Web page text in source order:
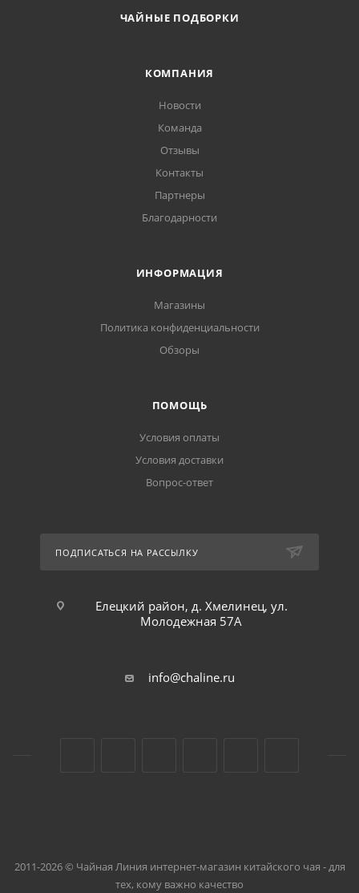
ЧАЙНЫЕ ПОДБОРКИ
КОМПАНИЯ
Новости
Команда
Отзывы
Контакты
Партнеры
Благодарности
ИНФОРМАЦИЯ
Магазины
Политика конфиденциальности
Обзоры
ПОМОЩЬ
Условия оплаты
Условия доставки
Вопрос-ответ
ПОДПИСАТЬСЯ НА РАССЫЛКУ
Елецкий район, д. Хмелинец, ул.
Молодежная 57А
info@chaline.ru
2011-2026 © Чайная Линия интернет-магазин китайского чая - для
тех, кому важно качество